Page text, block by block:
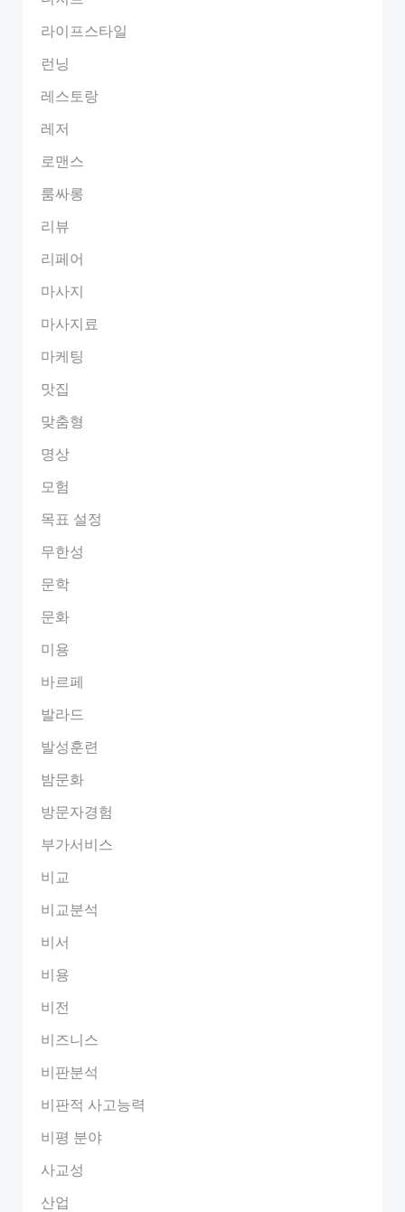
라이프스타일
런닝
레스토랑
레저
로맨스
룸싸롱
리뷰
리페어
마사지
마사지료
마케팅
맛집
맞춤형
명상
모험
목표 설정
무한성
문학
문화
미용
바르페
발라드
발성훈련
밤문화
방문자경험
부가서비스
비교
비교분석
비서
비용
비전
비즈니스
비판분석
비판적 사고능력
비평 분야
사교성
산업